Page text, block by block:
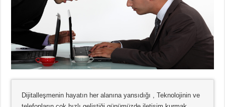
Dijitalleşmenin hayatın her alanına yansıdığı , Teknolojinin ve